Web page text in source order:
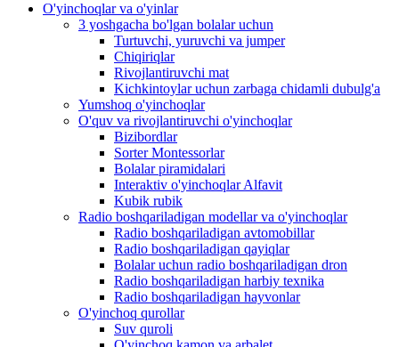
O'yinchoqlar va o'yinlar
3 yoshgacha bo'lgan bolalar uchun
Turtuvchi, yuruvchi va jumper
Chiqiriqlar
Rivojlantiruvchi mat
Kichkintoylar uchun zarbaga chidamli dubulg'a
Yumshoq o'yinchoqlar
O'quv va rivojlantiruvchi o'yinchoqlar
Bizibordlar
Sorter Montessorlar
Bolalar piramidalari
Interaktiv o'yinchoqlar Alfavit
Kubik rubik
Radio boshqariladigan modellar va o'yinchoqlar
Radio boshqariladigan avtomobillar
Radio boshqariladigan qayiqlar
Bolalar uchun radio boshqariladigan dron
Radio boshqariladigan harbiy texnika
Radio boshqariladigan hayvonlar
O'yinchoq qurollar
Suv quroli